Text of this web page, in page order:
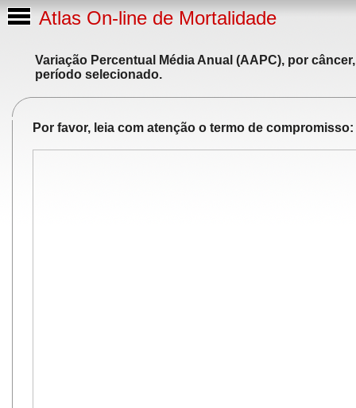
Atlas On-line de Mortalidade
Variação Percentual Média Anual (AAPC), por
período selecionado.
Por favor, leia com atenção o termo de compromisso: